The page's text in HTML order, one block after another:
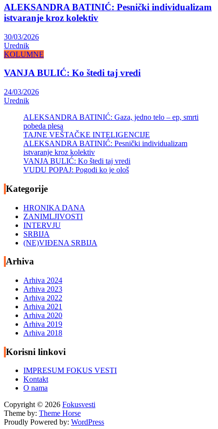
ALEKSANDRA BATINIĆ: Pesnički individualizam
istvaranje kroz kolektiv
30/03/2026
Urednik
KOLUMNE
VANJA BULIĆ: Ko štedi taj vredi
24/03/2026
Urednik
ALEKSANDRA BATINIĆ: Gaza, jedno telo – ep, smrti
pobeda plesa
TAJNE VEŠTAČKE INTELIGENCIJE
ALEKSANDRA BATINIĆ: Pesnički individualizam
istvaranje kroz kolektiv
VANJA BULIĆ: Ko štedi taj vredi
VUDU POPAJ: Pogodi ko je ološ
Kategorije
HRONIKA DANA
ZANIMLJIVOSTI
INTERVJU
SRBIJA
(NE)VIĐENA SRBIJA
Arhiva
Arhiva 2024
Arhiva 2023
Arhiva 2022
Arhiva 2021
Arhiva 2020
Arhiva 2019
Arhiva 2018
Korisni linkovi
IMPRESUM FOKUS VESTI
Kontakt
O nama
Copyright © 2026 Fokusvesti
Theme by: Theme Horse
Proudly Powered by: WordPress